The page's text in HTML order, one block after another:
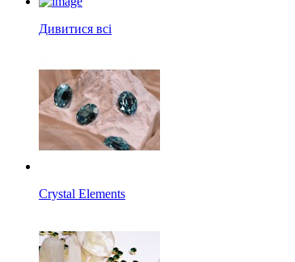
Дивитися всі
Crystal Elements